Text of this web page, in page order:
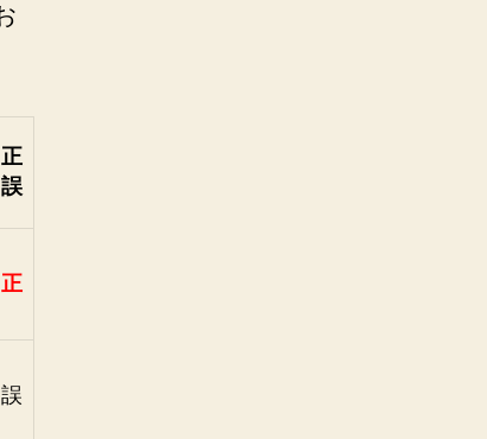
正
誤
正
誤